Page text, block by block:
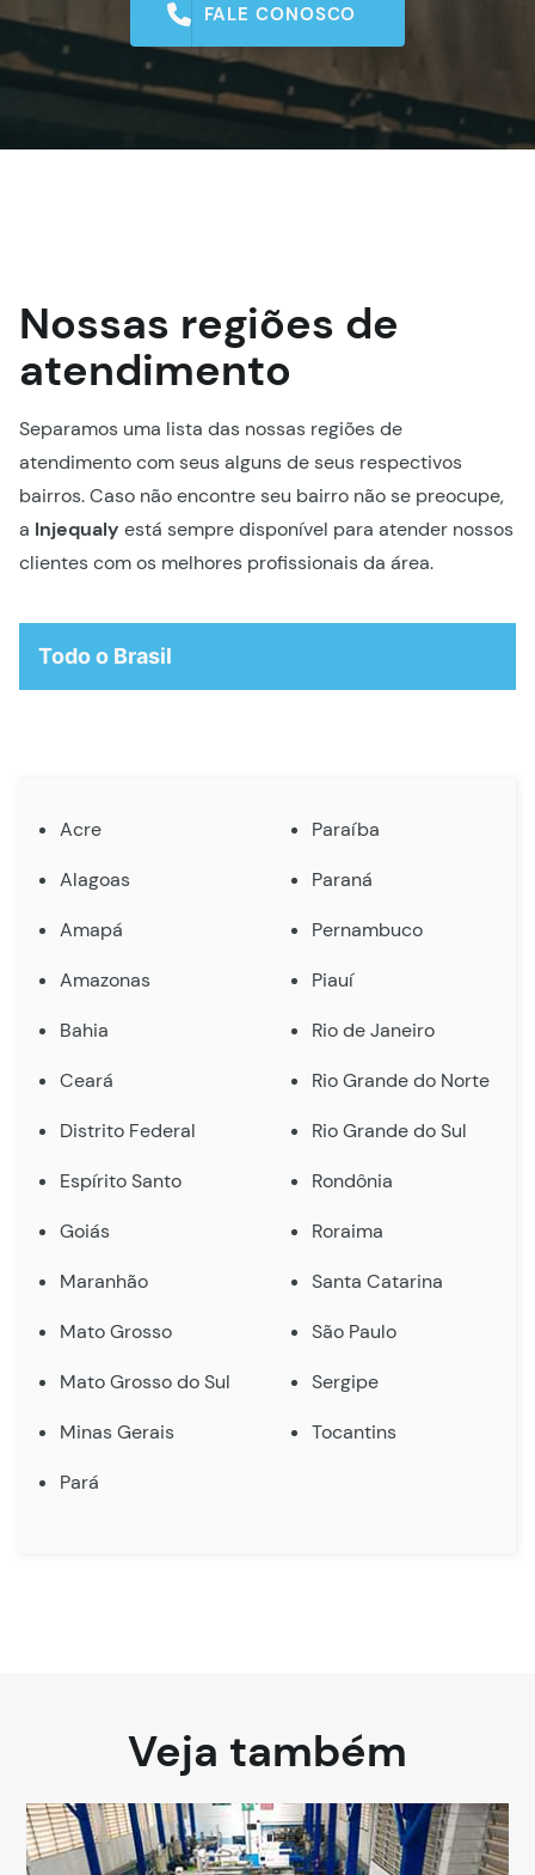
FALE CONOSCO
Nossas regiões de
atendimento
Separamos uma lista das nossas regiões de
atendimento com seus alguns de seus respectivos
bairros. Caso não encontre seu bairro não se preocupe,
a Injequaly está sempre disponível para atender nossos
clientes com os melhores profissionais da área.
Todo o Brasil
Acre
Alagoas
Amapá
Amazonas
Bahia
Ceará
Distrito Federal
Espírito Santo
Goiás
Maranhão
Mato Grosso
Mato Grosso do Sul
Minas Gerais
Pará
Paraíba
Paraná
Pernambuco
Piauí
Rio de Janeiro
Rio Grande do Norte
Rio Grande do Sul
Rondônia
Roraima
Santa Catarina
São Paulo
Sergipe
Tocantins
Veja também